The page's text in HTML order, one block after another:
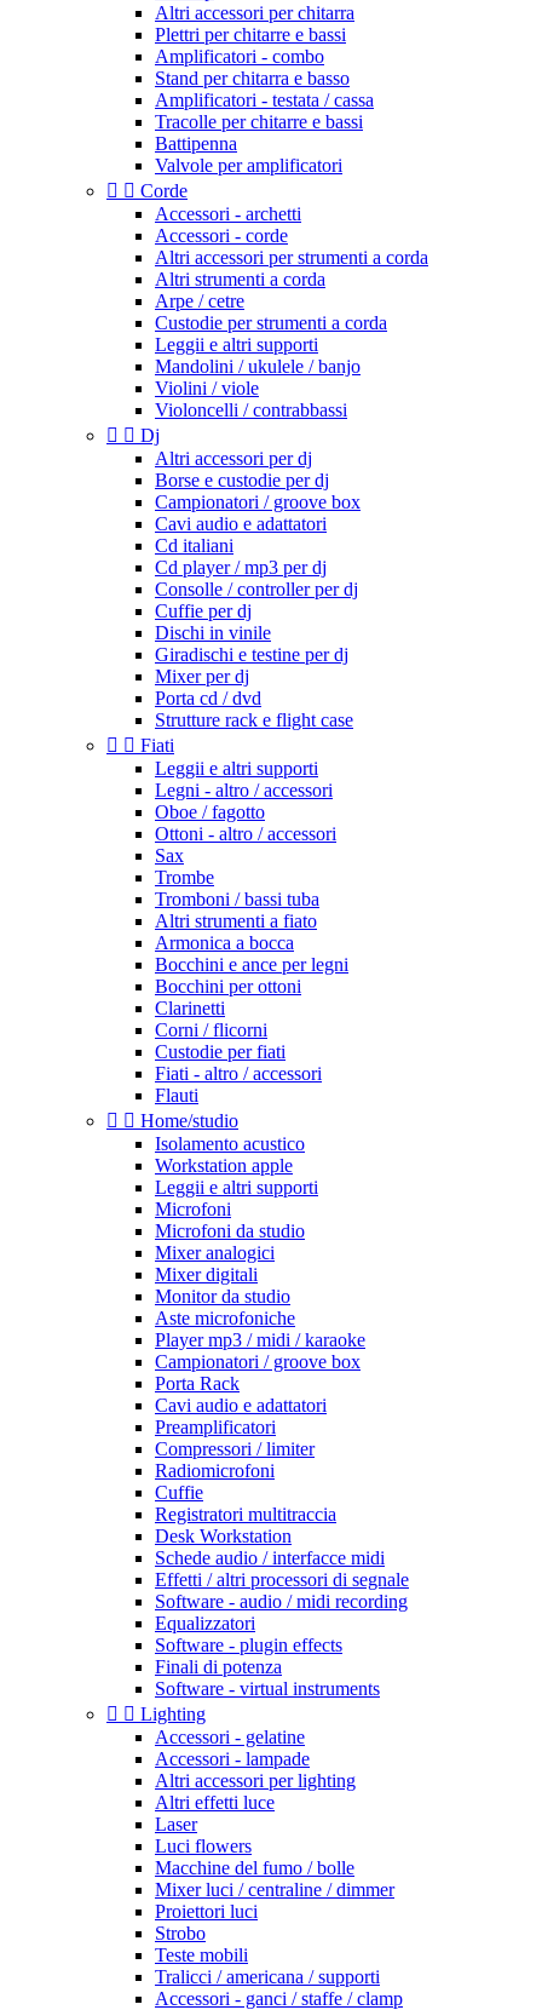
Altri accessori per chitarra
Plettri per chitarre e bassi
Amplificatori - combo
Stand per chitarra e basso
Amplificatori - testata / cassa
Tracolle per chitarre e bassi
Battipenna
Valvole per amplificatori
  Corde
Accessori - archetti
Accessori - corde
Altri accessori per strumenti a corda
Altri strumenti a corda
Arpe / cetre
Custodie per strumenti a corda
Leggii e altri supporti
Mandolini / ukulele / banjo
Violini / viole
Violoncelli / contrabbassi
  Dj
Altri accessori per dj
Borse e custodie per dj
Campionatori / groove box
Cavi audio e adattatori
Cd italiani
Cd player / mp3 per dj
Consolle / controller per dj
Cuffie per dj
Dischi in vinile
Giradischi e testine per dj
Mixer per dj
Porta cd / dvd
Strutture rack e flight case
  Fiati
Leggii e altri supporti
Legni - altro / accessori
Oboe / fagotto
Ottoni - altro / accessori
Sax
Trombe
Tromboni / bassi tuba
Altri strumenti a fiato
Armonica a bocca
Bocchini e ance per legni
Bocchini per ottoni
Clarinetti
Corni / flicorni
Custodie per fiati
Fiati - altro / accessori
Flauti
  Home/studio
Isolamento acustico
Workstation apple
Leggii e altri supporti
Microfoni
Microfoni da studio
Mixer analogici
Mixer digitali
Monitor da studio
Aste microfoniche
Player mp3 / midi / karaoke
Campionatori / groove box
Porta Rack
Cavi audio e adattatori
Preamplificatori
Compressori / limiter
Radiomicrofoni
Cuffie
Registratori multitraccia
Desk Workstation
Schede audio / interfacce midi
Effetti / altri processori di segnale
Software - audio / midi recording
Equalizzatori
Software - plugin effects
Finali di potenza
Software - virtual instruments
  Lighting
Accessori - gelatine
Accessori - lampade
Altri accessori per lighting
Altri effetti luce
Laser
Luci flowers
Macchine del fumo / bolle
Mixer luci / centraline / dimmer
Proiettori luci
Strobo
Teste mobili
Tralicci / americana / supporti
Accessori - ganci / staffe / clamp